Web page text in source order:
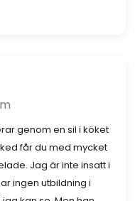
genom en sil i köket
får du med mycket
Jag är inte insatt i
ingen utbildning i